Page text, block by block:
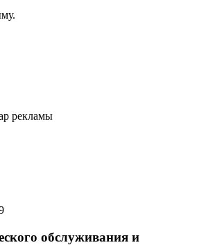
рекламы
обслуживания и